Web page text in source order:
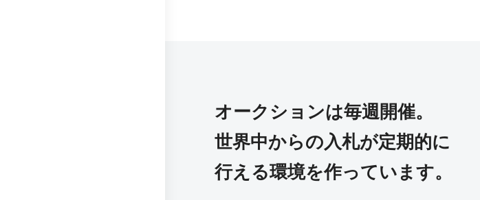
オークションは毎週開催。
世界中からの入札が定期的に
行える環境を作っています。